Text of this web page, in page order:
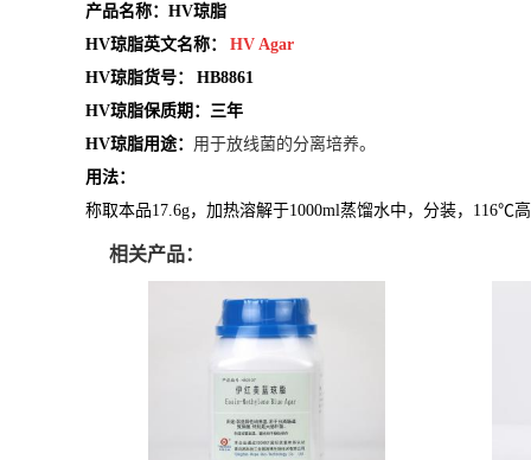
产品名称： HV琼脂
HV琼脂英文名称：
HV Agar
HV琼脂货号：
HB8861
HV琼脂保质期：三年
HV琼脂用途： 用于放线菌的分离培养。
用法：
称取本品17.6g，加热溶解于1000ml蒸馏水中，分装，116℃
相关产品：